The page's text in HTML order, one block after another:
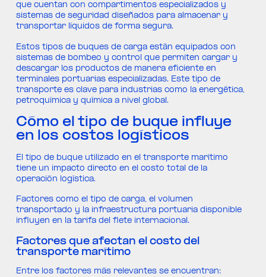
que cuentan con compartimentos especializados y
sistemas de seguridad diseñados para almacenar y
transportar líquidos de forma segura.
Estos tipos de buques de carga están equipados con
sistemas de bombeo y control que permiten cargar y
descargar los productos de manera eficiente en
terminales portuarias especializadas. Este tipo de
transporte es clave para industrias como la energética,
petroquímica y química a nivel global.
Cómo el tipo de buque influye
en los costos logísticos
El tipo de buque utilizado en el transporte marítimo
tiene un impacto directo en el costo total de la
operación logística.
Factores como el tipo de carga, el volumen
transportado y la infraestructura portuaria disponible
influyen en la tarifa del flete internacional.
Factores que afectan el costo del
transporte marítimo
Entre los factores más relevantes se encuentran: